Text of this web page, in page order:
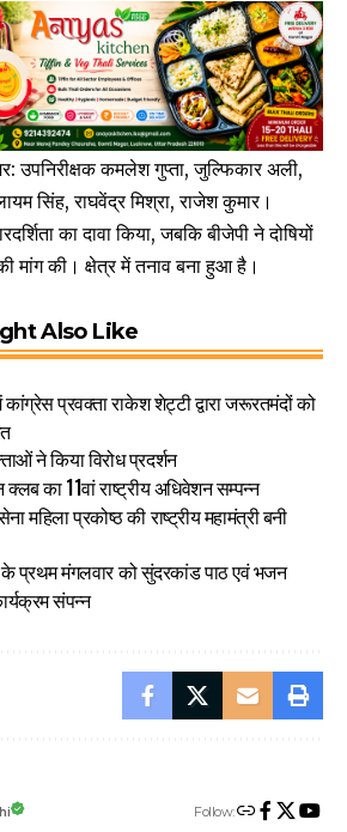
उपनिरीक्षक कमलेश गुप्ता, जुल्फिकार अली,
सिंह, राघवेंद्र मिश्रा, राजेश कुमार।
का दावा किया, जबकि बीजेपी ने दोषियों
मांग की। क्षेत्र में तनाव बना हुआ है।
Also Like
प्रवक्ता राकेश शेट्टी द्वारा जरूरतमंदों को
ने किया विरोध प्रदर्शन
का 11वां राष्ट्रीय अधिवेशन सम्पन्न
महिला प्रकोष्ठ की राष्ट्रीय महामंत्री बनी
के प्रथम मंगलवार को सुंदरकांड पाठ एवं भजन
संपन्न
Follow: